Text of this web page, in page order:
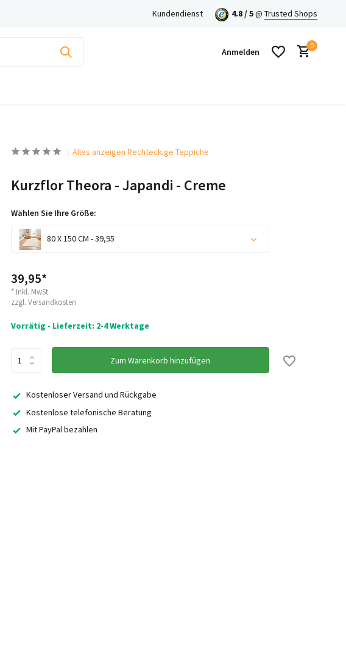
Kundendienst 4.8 / 5@ Trusted Shops
Anmelden
Benutzerkonto anlegen
0
Alles anzeigen Rechteckige Teppiche
Kurzflor Theora - Japandi - Creme
Wählen Sie Ihre Größe:
80 X 150 CM - 39,95
Nicht auf Lager
39,95*
* Inkl. MwSt.
zzgl. Versandkosten
Vorrätig - Lieferzeit: 2-4 Werktage
Zum Warenkorb hinzufügen
Kostenloser Versand und Rückgabe
Kostenlose telefonische Beratung
Mit PayPal bezahlen